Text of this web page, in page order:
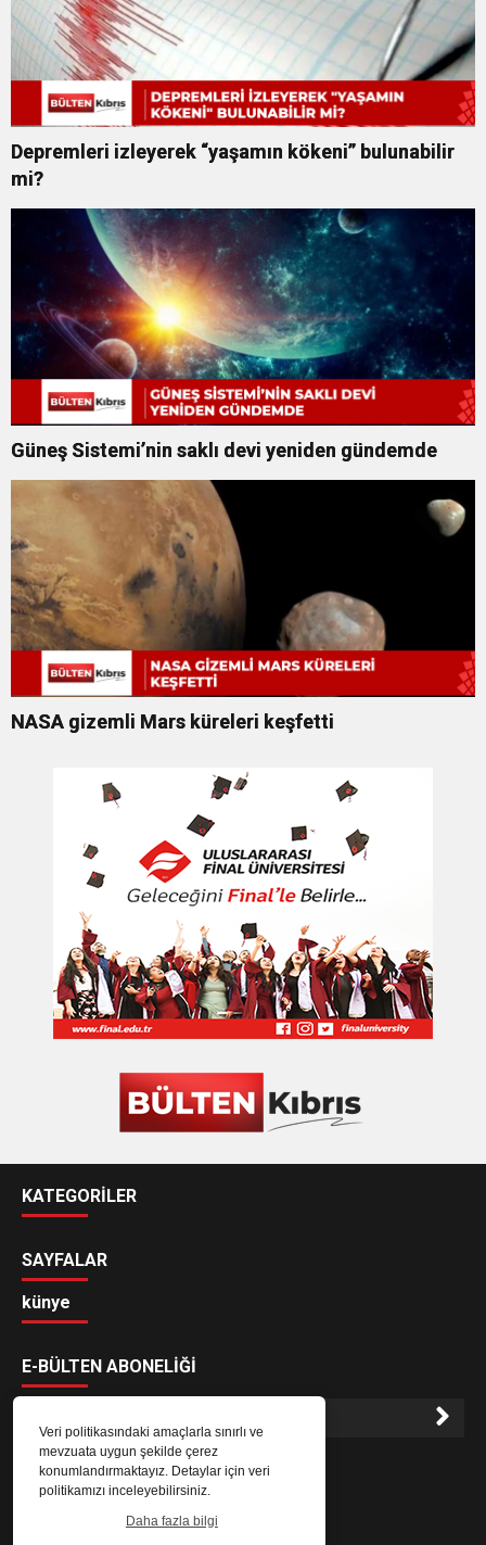
Veri politikasındaki amaçlarla sınırlı ve
mevzuata uygun şekilde çerez
konumlandırmaktayız. Detaylar için veri
politikamızı inceleyebilirsiniz.
Daha fazla bilgi
Depremleri izleyerek “yaşamın kökeni” bulunabilir
mi?
Güneş Sistemi’nin saklı devi yeniden gündemde
NASA gizemli Mars küreleri keşfetti
KATEGORİLER
SAYFALAR
künye
E-BÜLTEN ABONELİĞİ
E-Bülten aboneliği ile haberlere daha hızlı erişin.